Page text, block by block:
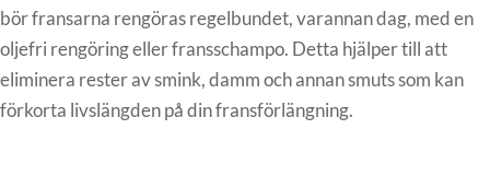
bör fransarna rengöras regelbundet, varannan dag, med en
oljefri rengöring eller fransschampo. Detta hjälper till att
eliminera rester av smink, damm och annan smuts som kan
förkorta livslängden på din fransförlängning.